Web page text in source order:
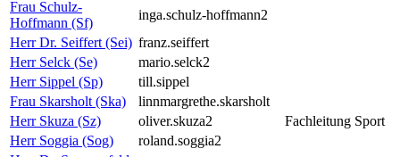
Frau Schulz-
Hoffmann (Sf)
inga.schulz-hoffmann2
Herr Dr. Seiffert (Sei) franz.seiffert
Herr Selck (Se)
mario.selck2
Herr Sippel (Sp)
till.sippel
Frau Skarsholt (Ska)
linnmargrethe.skarsholt
Herr Skuza (Sz)
oliver.skuza2
Fachleitung Sport
Herr Soggia (Sog)
roland.soggia2